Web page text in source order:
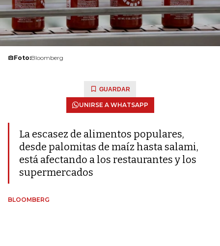
Foto:Bloomberg
GUARDAR
UNIRSE A WHATSAPP
La escasez de alimentos populares,
desde palomitas de maíz hasta salami,
está afectando a los restaurantes y los
supermercados
BLOOMBERG